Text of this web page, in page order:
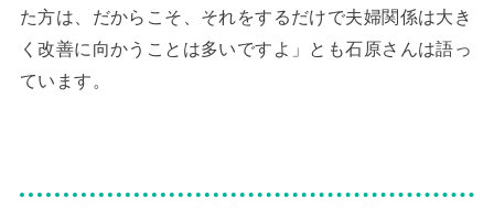
た方は、だからこそ、それをするだけで夫婦関係は大き
く改善に向かうことは多いですよ」とも石原さんは語っ
ています。